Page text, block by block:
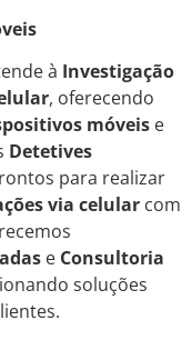
à Investigação
, oferecendo
móveis e
Detetives
para realizar
via celular com
e Consultoria
soluções